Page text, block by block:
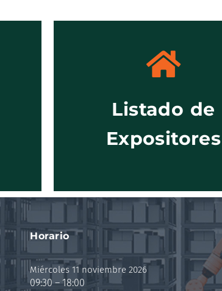
Listado de
Expositores
Ver el listado
Horario
Miércoles 11 noviembre 2026
09:30 – 18:00